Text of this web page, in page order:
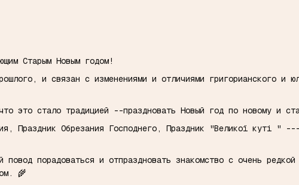
Старым Новым годом!
и связан с изменениями и отличиями григорианского и
это стало традицией --праздновать Новый год по новому и
Праздник Обрезания Господнего, Праздник "Великої куті "
порадоваться и отпраздновать знакомство с очень
🌾